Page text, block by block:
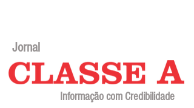
Jornal
Informação com Credibilidade